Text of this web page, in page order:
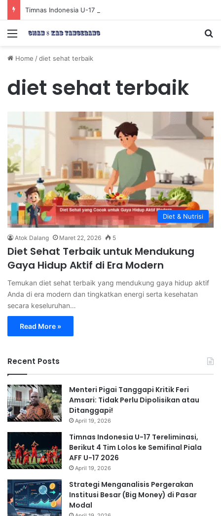
Menu
Home /diet sehat terbaik
diet sehat terbaik
Diet & Nutrisi
Atok Dalang Maret 22, 2026 5
Diet Sehat Terbaik untuk Mendukung
Gaya Hidup Aktif di Era Modern
Temukan diet sehat terbaik yang mendukung gaya hidup aktif
Anda di era modern dan tingkatkan energi serta kesehatan
secara keseluruhan…
Read More »
Recent Posts
Menteri Pigai Tanggapi Kritik Feri
Amsari: Tidak Perlu Dipolisikan atau
Ditanggapi!
April 19, 2026
Timnas Indonesia U-17 Tereliminasi,
Berikut 4 Tim Lolos ke Semifinal Piala
AFF U-17 2026
April 19, 2026
Strategi Menganalisis Pergerakan
Institusi Besar (Big Money) di Pasar
Modal